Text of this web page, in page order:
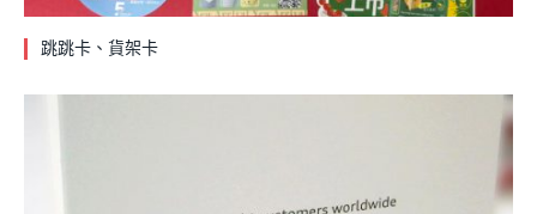
跳跳卡、貨架卡